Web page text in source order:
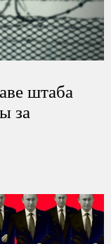
штаба
за